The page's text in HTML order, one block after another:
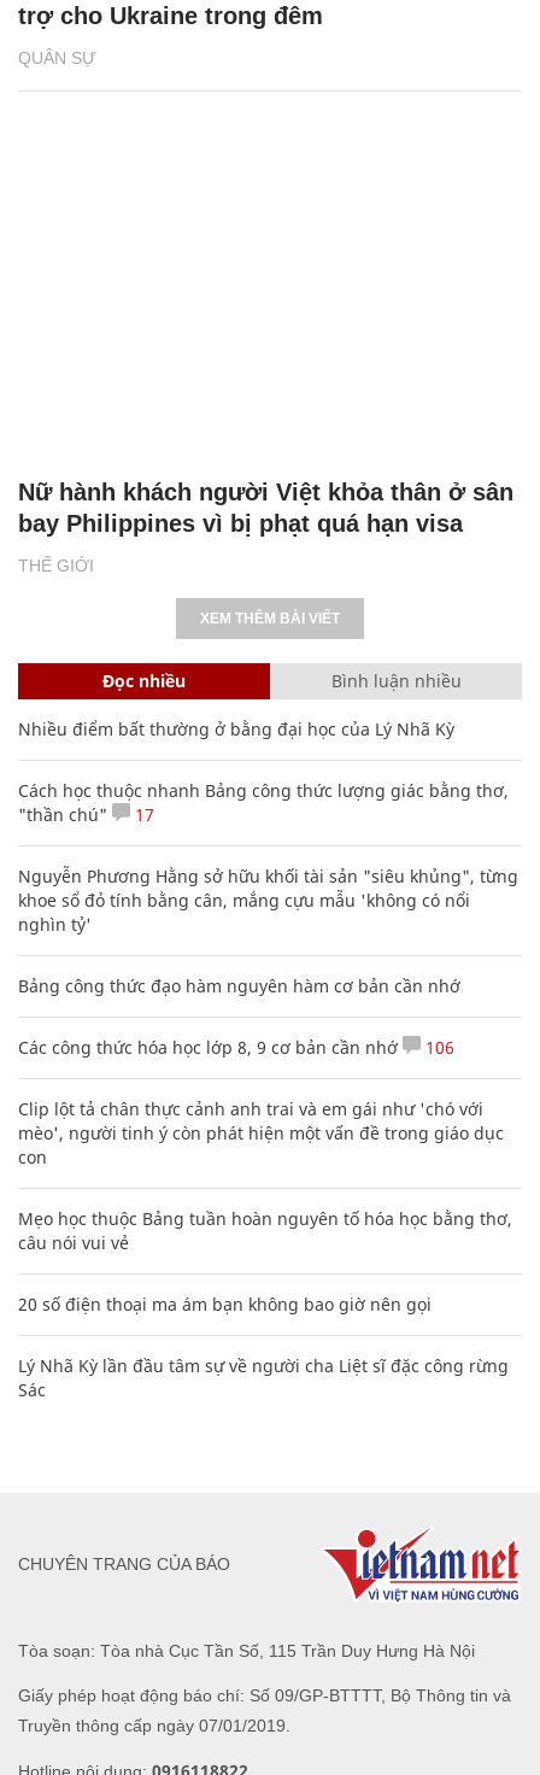
QUÂN SỰ
trợ cho Ukraine trong đêm
THẾ GIỚI
Nữ hành khách người Việt khỏa thân ở sân
bay Philippines vì bị phạt quá hạn visa
XEM THÊM BÀI VIẾT
Đọc nhiều Bình luận nhiều
Nhiều điểm bất thường ở bằng đại học của Lý Nhã Kỳ
Cách học thuộc nhanh Bảng công thức lượng giác bằng thơ,
"thần chú"
17
Nguyễn Phương Hằng sở hữu khối tài sản "siêu khủng", từng
khoe sổ đỏ tính bằng cân, mắng cựu mẫu 'không có nổi
nghìn tỷ'
Bảng công thức đạo hàm nguyên hàm cơ bản cần nhớ
Các công thức hóa học lớp 8, 9 cơ bản cần nhớ 106
Clip lột tả chân thực cảnh anh trai và em gái như 'chó với
mèo', người tinh ý còn phát hiện một vấn đề trong giáo dục
con
Mẹo học thuộc Bảng tuần hoàn nguyên tố hóa học bằng thơ,
câu nói vui vẻ
20 số điện thoại ma ám bạn không bao giờ nên gọi
Lý Nhã Kỳ lần đầu tâm sự về người cha Liệt sĩ đặc công rừng
Sác
Tòa soạn: Tòa nhà Cục Tần Số, 115 Trần Duy Hưng Hà Nội
Giấy phép hoạt động báo chí: Số 09/GP-BTTTT, Bộ Thông tin và
Truyền thông cấp ngày 07/01/2019.
CHUYÊN TRANG CỦA BÁO